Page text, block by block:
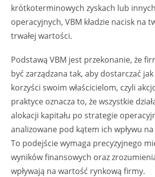
krótkoterminowych zyskach lub
operacyjnych, VBM kładzie nacisk na
trwałej wartości.
Podstawą VBM jest przekonanie, że
być zarządzana tak, aby dostarczać
korzyści swoim właścicielom, czyli
praktyce oznacza to, że wszystkie
alokacji kapitału po strategie
analizowane pod kątem ich wpływu
To podejście wymaga precyzyjnego
wyników finansowych oraz
wpływają na wartość rynkową firmy.